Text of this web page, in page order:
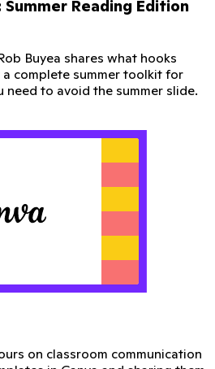
Summer Reading Edition
Buyea shares what hooks
complete summer toolkit for
to avoid the summer slide.
on classroom communication